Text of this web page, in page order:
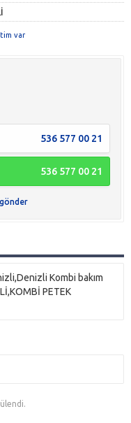
var
536 577 00 21
536 577 00 21
Kombi bakım
PETEK